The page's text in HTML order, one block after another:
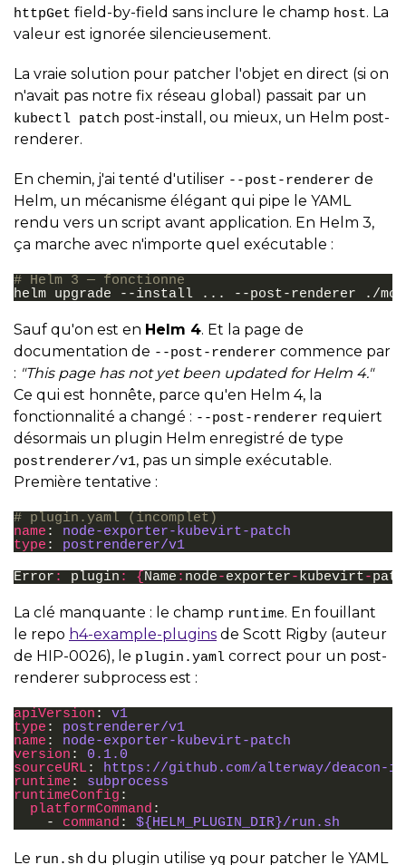
httpGet field-by-field sans inclure le champ host. La
valeur est ignorée silencieusement.
La vraie solution pour patcher l'objet en direct (si on
n'avait pas notre fix réseau global) passait par un
kubectl patch post-install, ou mieux, un Helm post-
renderer.
En chemin, j'ai tenté d'utiliser --post-renderer de
Helm, un mécanisme élégant qui pipe le YAML
rendu vers un script avant application. En Helm 3,
ça marche avec n'importe quel exécutable :
# Helm 3 — fonctionne
helm upgrade --install ... --post-renderer
Sauf qu'on est en Helm 4. Et la page de
documentation de --post-renderer commence par
: "This page has not yet been updated for Helm 4."
Ce qui est honnête, parce qu'en Helm 4, la
fonctionnalité a changé : --post-renderer requiert
désormais un plugin Helm enregistré de type
postrenderer/v1, pas un simple exécutable.
Première tentative :
# plugin.yaml (incomplet)
name :
node-exporter-kubevirt-patch
type : postrenderer/v1
Error : plugin : { Name : node-exporter-kubevirt-
La clé manquante : le champ runtime. En fouillant
le repo h4-example-plugins de Scott Rigby (auteur
de HIP-0026), le plugin.yaml correct pour un post-
renderer subprocess est :
apiVersion :
v1
type :
postrenderer/v1
name :
node-exporter-kubevirt-patch
version :
0.1.0
sourceURL :
https://github.com/alterway/deacon-
runtime :
subprocess
runtimeConfig :
platformCommand :
-
command : ${HELM_PLUGIN_DIR}/run.sh
Le run.sh du plugin utilise yq pour patcher le YAML